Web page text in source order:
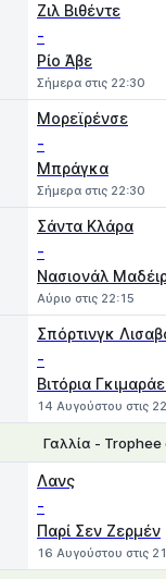
Ζιλ Βιθέντε
-
Ρίο Άβε
Σήμερα στις 22:30
Μορεϊρένσε
-
Μπράγκα
Σήμερα στις 22:30
Σάντα Κλάρα
-
Νασιονάλ
Αύριο στις 22:15
Σπόρτινγκ
-
Βιτόρια
14 Αυγούστου στις
Γαλλία -
Λανς
-
Παρί Σεν Ζερμέν
16 Αυγούστου στις